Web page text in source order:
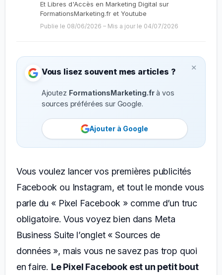
Et Libres d'Accès en Marketing Digital sur
FormationsMarketing.fr et Youtube
Publie le 08/06/2026 – Mis a jour le 04/07/2026
×
Vous lisez souvent mes articles ?
Ajoutez FormationsMarketing.frà vos
sources préférées sur Google.
Ajouter à Google
Vous voulez lancer vos premières publicités
Facebook ou Instagram, et tout le monde vous
parle du « Pixel Facebook » comme d’un truc
obligatoire. Vous voyez bien dans Meta
Business Suite l’onglet « Sources de
données », mais vous ne savez pas trop quoi
en faire. Le Pixel Facebook est un petit bout